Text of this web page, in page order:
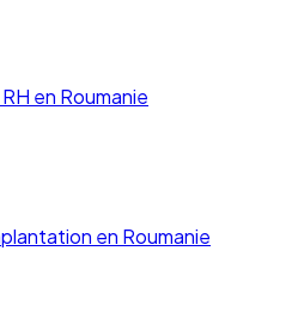
en Roumanie
en Roumanie